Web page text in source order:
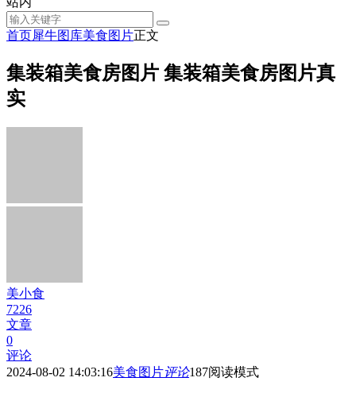
首页犀牛图库美食图片正文
集装箱美食房图片 集装箱美食房图片真
实
美小食
7226
文章
0
评论
2024-08-02 14:03:16美食图片评论187阅读模式